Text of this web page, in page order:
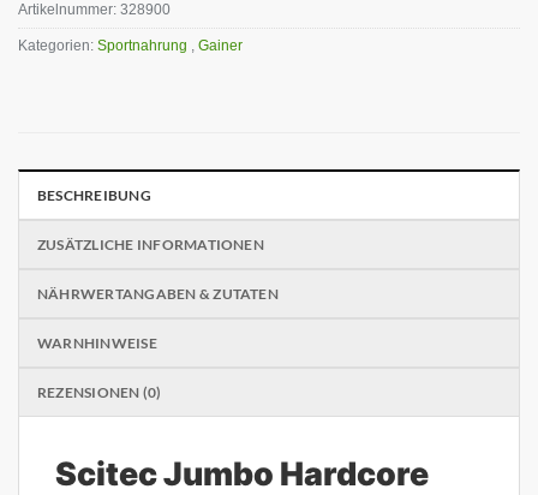
Artikelnummer: 328900
Kategorien: Sportnahrung , Gainer
BESCHREIBUNG
ZUSÄTZLICHE INFORMATIONEN
NÄHRWERTANGABEN & ZUTATEN
WARNHINWEISE
REZENSIONEN (0)
Scitec Jumbo Hardcore